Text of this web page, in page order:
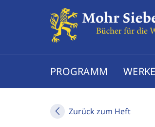
PROGRAMM WERKE
Zurück zum Heft